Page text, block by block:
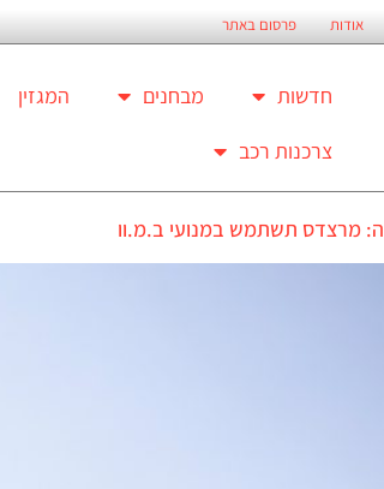
אודות פרסום באתר
חדשות מבחנים המגזין
צרכנות רכב
מרצדס תשתמש במנועי ב.מ.וו